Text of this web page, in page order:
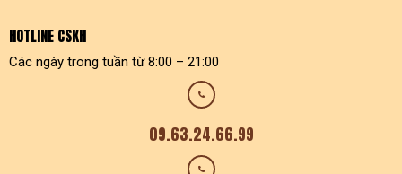
HOTLINE CSKH
Các ngày trong tuần từ 8:00 – 21:00
09.63.24.66.99